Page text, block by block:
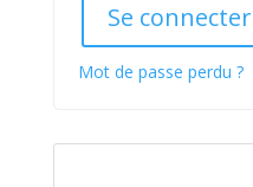
Se connecter
Mot de passe perdu ?